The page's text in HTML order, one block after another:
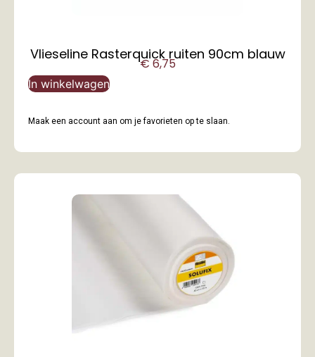
Vlieseline Rasterquick ruiten 90cm blauw
€6,75
In winkelwagen
Maak een account aan om je favorieten op te slaan.